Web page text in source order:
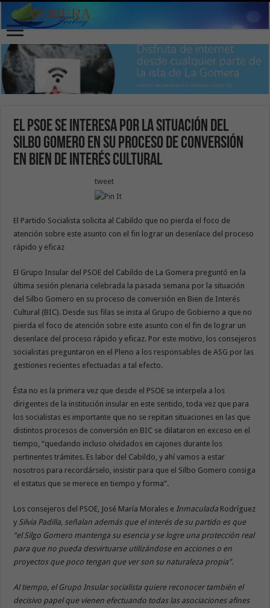
El PSOE se interesa por la situación del
Silbo Gomero en su proceso de conversión
en Bien de Interés Cultural
tweet
El Partido Socialista solicita al Cabildo que no pierda el foco de
atención sobre este asunto con el fin lograr un desenlace del proceso
rápido y eficaz
El Grupo Insular del PSOE del Cabildo de La Gomera preguntó en la
última sesión plenaria celebrada la pasada semana por la situación
del Silbo Gomero en su proceso de conversión en Bien de Interés
Cultural (BIC). Desde sus filas se insta al Grupo de Gobierno a que no
pierda el foco de atención sobre este asunto con el fin de lograr un
desenlace del proceso rápido y eficaz. Por este motivo, los consejeros
socialistas preguntaron en el Pleno a los responsables de ASG por las
gestiones recientes efectuadas a tal efecto.
Ésta no es la primera vez que desde el PSOE se interpela a los
dirigentes de la institución insular en este sentido, toda vez que para
los socialistas es importante que no se repitan situaciones en las que
distintos procesos de conversión en BIC se dilataron en exceso en el
tiempo, “quedando incluso olvidados en cajones durante los
pertinentes trámites. Es labor del Cabildo, y ahí vamos a estar
nosotros para recordárselo, insistir para que el Silbo Gomero consiga
el estatus que se merece en tiempo y forma”.
Los consejeros del PSOE, José María Morales e Inmaculada Rodríguez
y Silvia Padilla, señalan además que el interés de su partido es que
“el Silgo Gomero mantenga su esencia y se logre una protección real
para que no pueda desvirtuarse utilizándose en acciones o en
proyectos que poco tengan que ver son su naturaleza propia”.
Al tiempo, el Grupo Insular socialista quiere reconocer también el
decisivo papel que vienen efectuando todas las asociaciones afines